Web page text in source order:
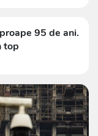
95 de ani.
top